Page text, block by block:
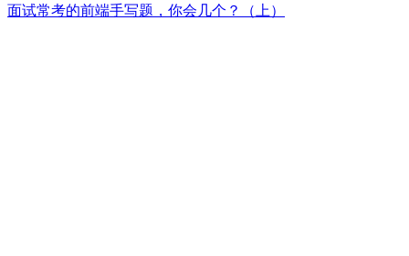
面试常考的前端手写题，你会几个？（上）